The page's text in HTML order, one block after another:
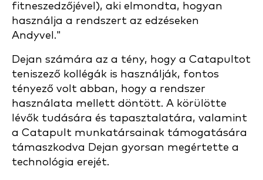
fitneszedzőjével), aki elmondta, hogyan
használja a rendszert az edzéseken
Andyvel."
Dejan számára az a tény, hogy a Catapultot
teniszező kollégák is használják, fontos
tényező volt abban, hogy a rendszer
használata mellett döntött. A körülötte
lévők tudására és tapasztalatára, valamint
a Catapult munkatársainak támogatására
támaszkodva Dejan gyorsan megértette a
technológia erejét.